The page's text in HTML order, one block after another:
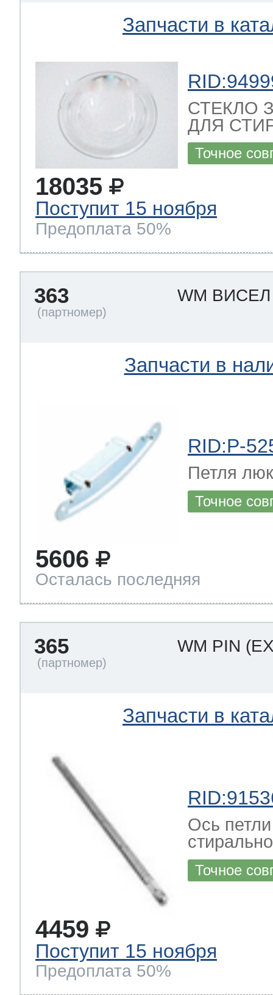
Запчасти в
СТЕКЛО
ДЛЯ
Точное
18035
Поступит 15 ноября
Предоплата 50%
363 WM
Запчасти в
RID:P-
Петля
Точное
5606
Осталась последняя
365 WM PIN
Запчасти в
Ось
Точное
4459
Поступит 15 ноября
Предоплата 50%